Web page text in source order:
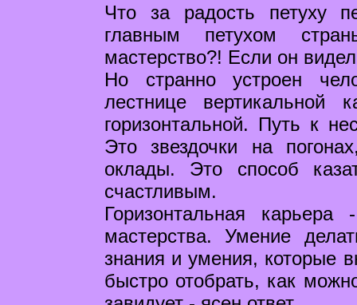
Что за радость петуху
главным петухом
мастерство?! Если он
Но странно устроен
лестнице вертикальной
горизонтальной. Путь к
Это звездочки на
оклады. Это способ
счастливым.
Горизонтальная карьера
мастерства. Умение
знания и умения, которые
быстро отобрать, как